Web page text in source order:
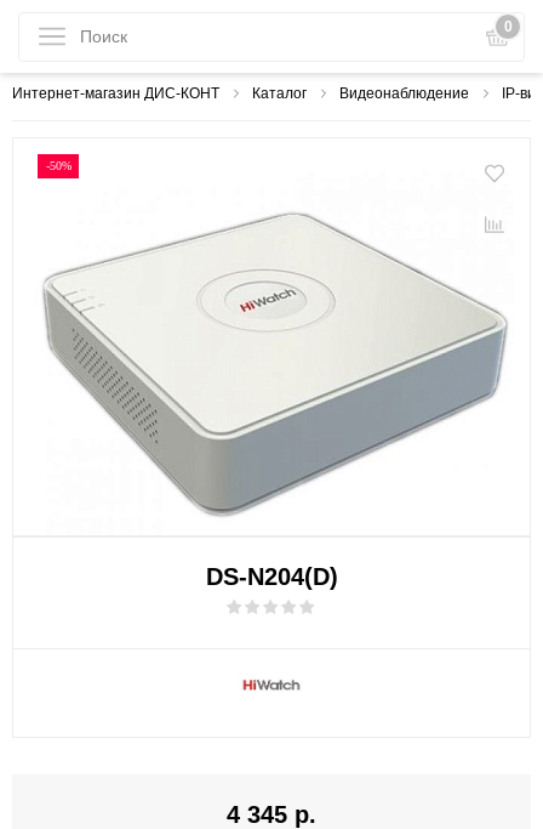
0
Интернет-магазин ДИС-КОНТ Каталог Видеонаблюдение IP-
-50%
DS-N204(D)
4 345 р.